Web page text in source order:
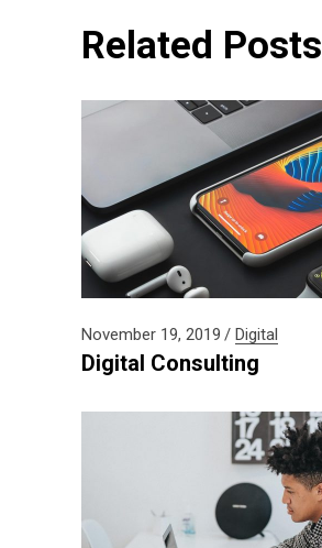
Related Posts
November 19, 2019 Digital
Digital Consulting